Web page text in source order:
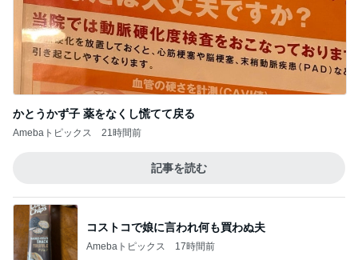
かとうかず子 薬をなくし慌てて戻る
Amebaトピックス 21時間前
記事を読む
コストコで娘に言われ何も買わぬ夫
Amebaトピックス 17時間前